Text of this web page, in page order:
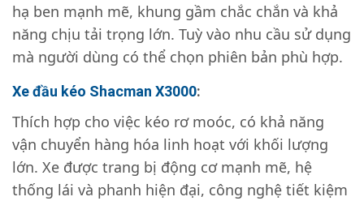
hạ ben mạnh mẽ, khung gầm chắc chắn và khả
năng chịu tải trọng lớn. Tuỳ vào nhu cầu sử dụng
mà người dùng có thể chọn phiên bản phù hợp.
Xe đầu kéo Shacman X3000:
Thích hợp cho việc kéo rơ moóc, có khả năng
vận chuyển hàng hóa linh hoạt với khối lượng
lớn. Xe được trang bị động cơ mạnh mẽ, hệ
thống lái và phanh hiện đại, công nghệ tiết kiệm